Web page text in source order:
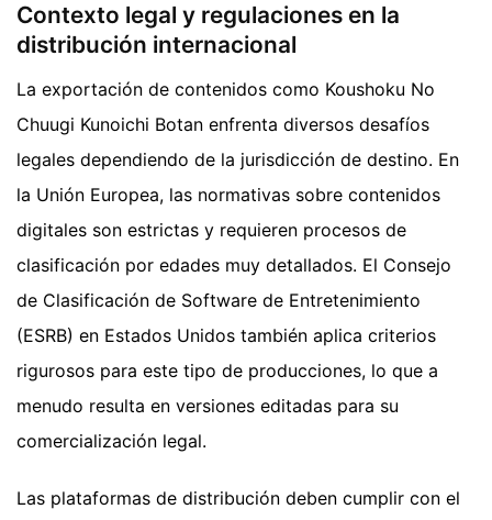
Contexto legal y regulaciones en la
distribución internacional
La exportación de contenidos como Koushoku No
Chuugi Kunoichi Botan enfrenta diversos desafíos
legales dependiendo de la jurisdicción de destino. En
la Unión Europea, las normativas sobre contenidos
digitales son estrictas y requieren procesos de
clasificación por edades muy detallados. El Consejo
de Clasificación de Software de Entretenimiento
(ESRB) en Estados Unidos también aplica criterios
rigurosos para este tipo de producciones, lo que a
menudo resulta en versiones editadas para su
comercialización legal.
Las plataformas de distribución deben cumplir con el